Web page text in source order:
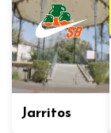
Jarritos